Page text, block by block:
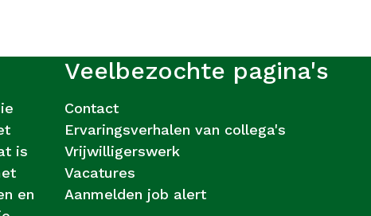
is
en
Veelbezochte pagina's
Contact
Ervaringsverhalen van collega's
Vrijwilligerswerk
Vacatures
Aanmelden job alert